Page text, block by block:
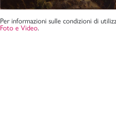
Per informazioni sulle condizioni di
Foto e Video.